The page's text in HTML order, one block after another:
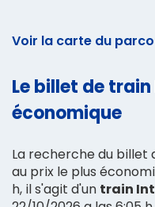
Voir la carte du
Le billet de
économique
La recherche du billet
au prix le plus
h, il s'agit d'un train